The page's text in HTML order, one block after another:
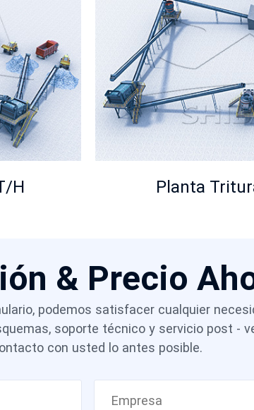
H Planta
& Precio
podemos satisfacer cualquier
soporte técnico y servicio post -
con usted lo antes posible.